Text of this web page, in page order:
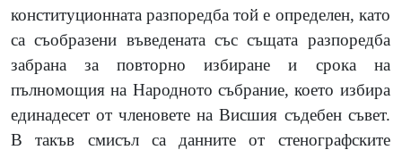
конституционната разпоредба той е определен, като
са съобразени въведената със същата разпоредба
забрана за повторно избиране и срока на
пълномощия на Народното събрание, което избира
единадесет от членовете на Висшия съдебен съвет.
В такъв смисъл са данните от стенографските